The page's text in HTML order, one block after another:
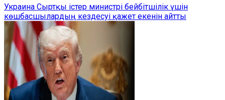
Украина Сыртқы істер министрі бейбітшілік үшін
көшбасшылардың кездесуі қажет екенін айтты